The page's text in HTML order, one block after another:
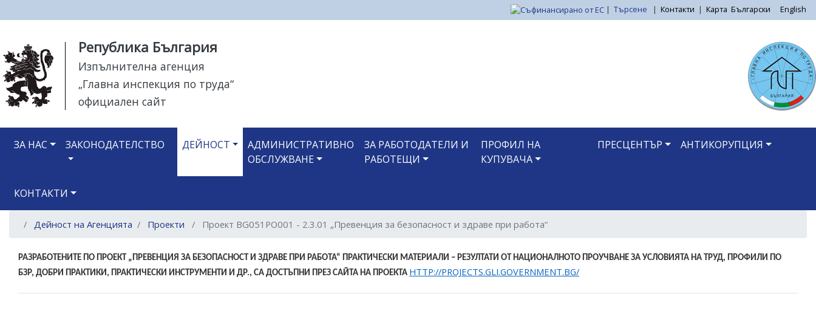
обърнете
внимание:
Този
уебсайт
със
система
Control-
уебсайта
към
Български English
| Търсене | Контакти | Карта
Република България
Изпълнителна агенция
„Главна инспекция по труда“
официален сайт
ЗА НАС ЗАКОНОДАТЕЛСТВО ДЕЙНОСТ
АДМИНИСТРАТИВНО
ОБСЛУЖВАНЕ
ЗА РАБОТОДАТЕЛИ И
РАБОТЕЩИ
ПРОФИЛ НА
КУПУВАЧА
ПРЕСЦЕНТЪР АНТИКОРУПЦИЯ
КОНТАКТИ
Дейност на Агенцията Проекти ​​​​​​ Проект BG051PO001 - 2.3.01 „Превенция за безопасност и здраве при работа“
РАЗРАБОТЕНИТЕ ПО ПРОЕКТ „ПРЕВЕНЦИЯ ЗА БЕЗОПАСНОСТ И ЗДРАВЕ ПРИ РАБОТА“ ПРАКТИЧЕСКИ МАТЕРИАЛИ – РЕЗУЛТАТИ ОТ НАЦИОНАЛНОТО ПРОУЧВАНЕ ЗА УСЛОВИЯТА НА ТРУД, ПРОФИЛИ ПО
БЗР, ДОБРИ ПРАКТИКИ, ПРАКТИЧЕСКИ ИНСТРУМЕНТИ И ДР., СА ДОСТЪПНИ ПРЕЗ САЙТА НА ПРОЕКТА HTTP://PROJECTS.GLI.GOVERNMENT.BG/